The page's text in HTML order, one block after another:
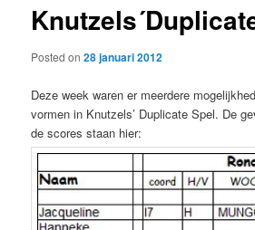
content
Posted on28 januari 2012
Deze week waren er meerdere
vormen in Knutzels’ Duplicate Spel. De
de scores staan hier: